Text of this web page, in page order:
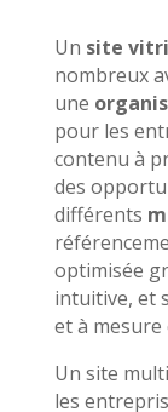
Un site
nombreux
une
pour les
contenu à
des
différents
optimisée
intuitive, et
et à
Un site
les